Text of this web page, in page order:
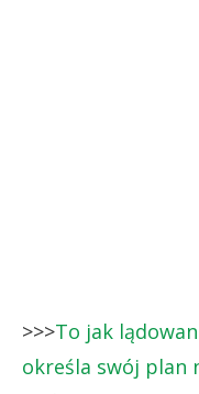
>>>To jak
określa swój plan